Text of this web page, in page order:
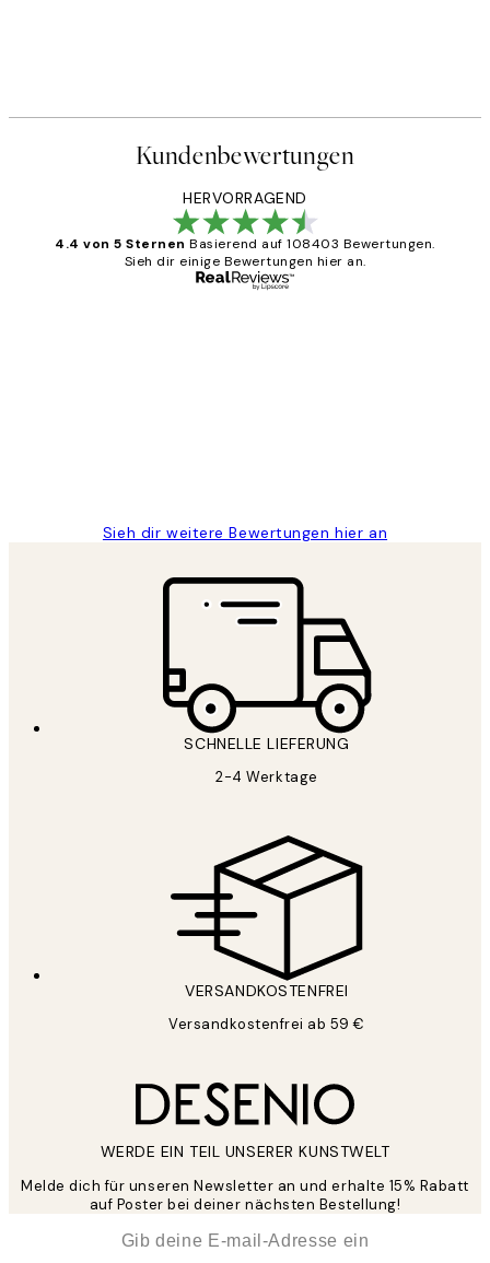
Kundenbewertungen
HERVORRAGEND
4.4 von 5 Sternen Basierend auf 108403 Bewertungen.
Sieh dir einige Bewertungen hier an.
Sieh dir weitere Bewertungen hier an
SCHNELLE LIEFERUNG
2-4 Werktage
VERSANDKOSTENFREI
Versandkostenfrei ab 59 €
WERDE EIN TEIL UNSERER KUNSTWELT
Melde dich für unseren Newsletter an und erhalte 15% Rabatt
auf Poster bei deiner nächsten Bestellung!